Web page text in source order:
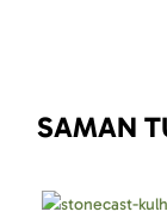
SAMAN